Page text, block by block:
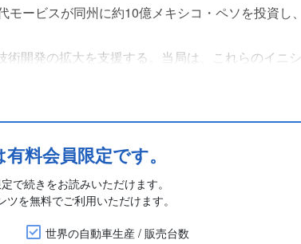
ービスが同州に約10億メキシコ・ペソを投資し、
開発の拡大を支援する。当局は、これらのイニシ
料会員限定です。
で続きをお読みいただけます。
を無料でご利用いただけます。
世界の自動車生産 / 販売台数